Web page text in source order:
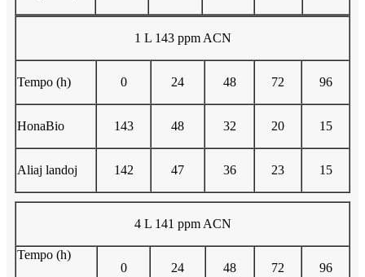
1 L 143 ppm ACN
Tempo (h) 0 24 48 72 96
HonaBio 143 48 32 20 15
Aliaj landoj 142 47 36 23 15
4 L 141 ppm ACN
Tempo (h)
0
24 48 72 96